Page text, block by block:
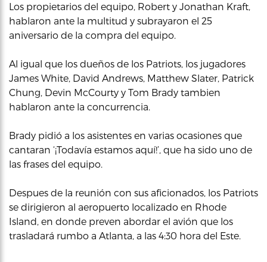
Los propietarios del equipo, Robert y Jonathan Kraft,
hablaron ante la multitud y subrayaron el 25
aniversario de la compra del equipo.
Al igual que los dueños de los Patriots, los jugadores
James White, David Andrews, Matthew Slater, Patrick
Chung, Devin McCourty y Tom Brady tambien
hablaron ante la concurrencia.
Brady pidió a los asistentes en varias ocasiones que
cantaran ‘¡Todavía estamos aquí!’, que ha sido uno de
las frases del equipo.
Despues de la reunión con sus aficionados, los Patriots
se dirigieron al aeropuerto localizado en Rhode
Island, en donde preven abordar el avión que los
trasladará rumbo a Atlanta, a las 4:30 hora del Este.